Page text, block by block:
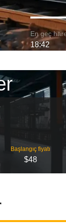
En geç
18:42
Başlangıç ​​fiyatı
$48